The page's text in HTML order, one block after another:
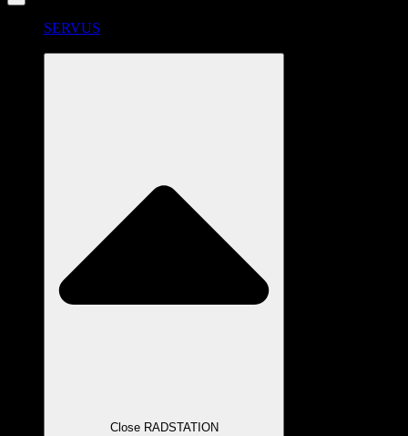
SERVUS
Close RADSTATION